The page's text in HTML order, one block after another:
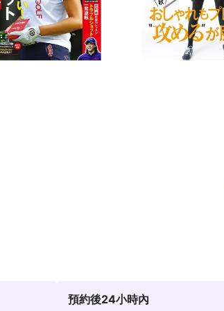
預約後24小時內